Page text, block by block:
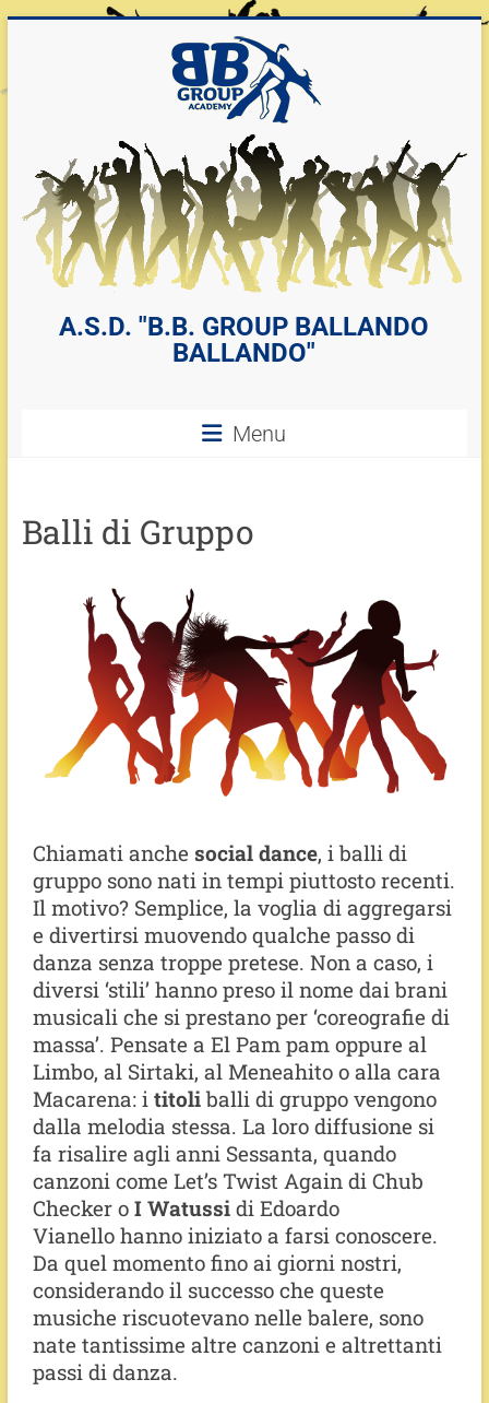
A.S.D. "B.B. GROUP BALLANDO
BALLANDO"
Menu
Balli di Gruppo
Chiamati anche social dance, i balli di
gruppo sono nati in tempi piuttosto recenti.
Il motivo? Semplice, la voglia di aggregarsi
e divertirsi muovendo qualche passo di
danza senza troppe pretese. Non a caso, i
diversi ‘stili’ hanno preso il nome dai brani
musicali che si prestano per ‘coreografie di
massa’. Pensate a El Pam pam oppure al
Limbo, al Sirtaki, al Meneahito o alla cara
Macarena: i titoliballi di gruppo vengono
dalla melodia stessa. La loro diffusione si
fa risalire agli anni Sessanta, quando
canzoni come Let’s Twist Again di Chub
Checker o I Watussidi Edoardo
Vianello hanno iniziato a farsi conoscere.
Da quel momento fino ai giorni nostri,
considerando il successo che queste
musiche riscuotevano nelle balere, sono
nate tantissime altre canzoni e altrettanti
passi di danza.